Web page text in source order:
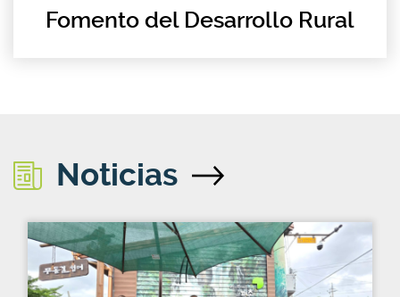
Fomento del Desarrollo Rural
Noticias